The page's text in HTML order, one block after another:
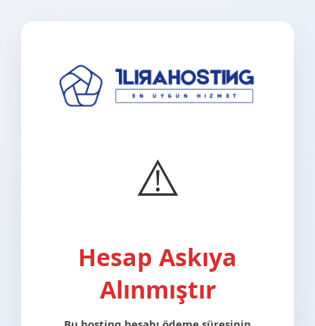
⚠️
Hesap Askıya
Alınmıştır